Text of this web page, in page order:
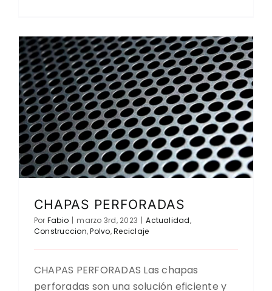
CHAPAS PERFORADAS
Por Fabio | marzo 3rd, 2023 | Actualidad,
Construccion,Polvo,Reciclaje
CHAPAS PERFORADAS Las chapas
perforadas son una solución eficiente y